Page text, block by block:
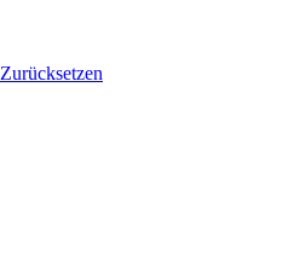
Zurücksetzen